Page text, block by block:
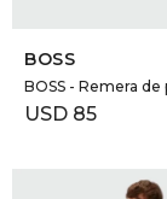
BOSS
BOSS - Remera de
USD 85